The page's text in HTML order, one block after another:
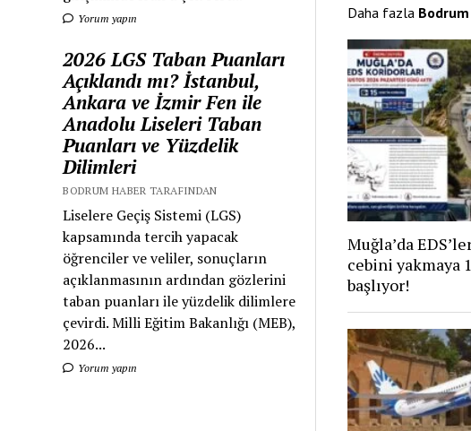
Yorum yapın
2026 LGS Taban Puanları
Açıklandı mı? İstanbul,
Ankara ve İzmir Fen ile
Anadolu Liseleri Taban
Puanları ve Yüzdelik
Dilimleri
BODRUM HABER TARAFINDAN
Liselere Geçiş Sistemi (LGS)
kapsamında tercih yapacak
öğrenciler ve veliler, sonuçların
açıklanmasının ardından gözlerini
taban puanları ile yüzdelik dilimlere
çevirdi. Milli Eğitim Bakanlığı (MEB),
2026...
Yorum yapın
Daha fazla
Muğla’da
cebini yakmaya
başlıyor!